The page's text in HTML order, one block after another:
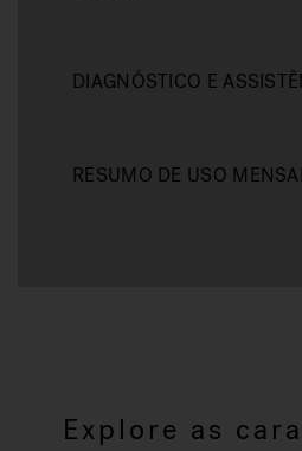
DIAGNÓSTICO E
RESUMO DE USO
Explore as